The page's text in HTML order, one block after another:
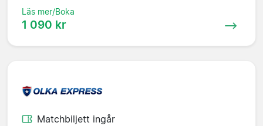
Läs mer/Boka
1 090 kr
Matchbiljett ingår